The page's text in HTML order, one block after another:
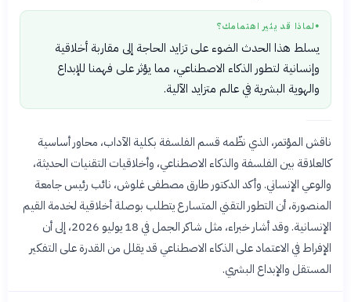
● لماذا قد يثير اهتمامك؟
يسلط هذا الحدث الضوء على تزايد الحاجة إلى مقاربة أخلاقية
وإنسانية لتطور الذكاء الاصطناعي، مما يؤثر على فهمنا للإبداع
والهوية البشرية في عالم متزايد الآلية.
ناقش المؤتمر، الذي نظّمه قسم الفلسفة بكلية الآداب، محاور أساسية
كالعلاقة بين الفلسفة والذكاء الاصطناعي، وأخلاقيات التقنيات الحديثة،
والوعي الإنساني. وأكد الدكتور طارق مصطفى غلوش، نائب رئيس جامعة
المنصورة، أن التطور التقني المتسارع يتطلب بوصلة أخلاقية لخدمة القيم
الإنسانية. وقد أشار خبراء، مثل شاكر الجمل في 18 يوليو 2026، إلى أن
الإفراط في الاعتماد على الذكاء الاصطناعي قد يقلل من القدرة على التفكير
المستقل والإبداع البشري.